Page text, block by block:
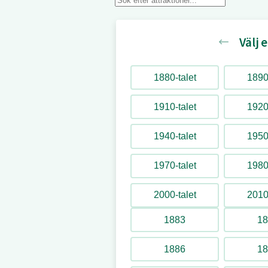
Välj
1880-talet
1910-talet
1940-talet
1970-talet
2000-talet
1883
1886
Aeroplankarusellen
1919 – 1941
Airborne
1963 – 1965
Amor-tåg